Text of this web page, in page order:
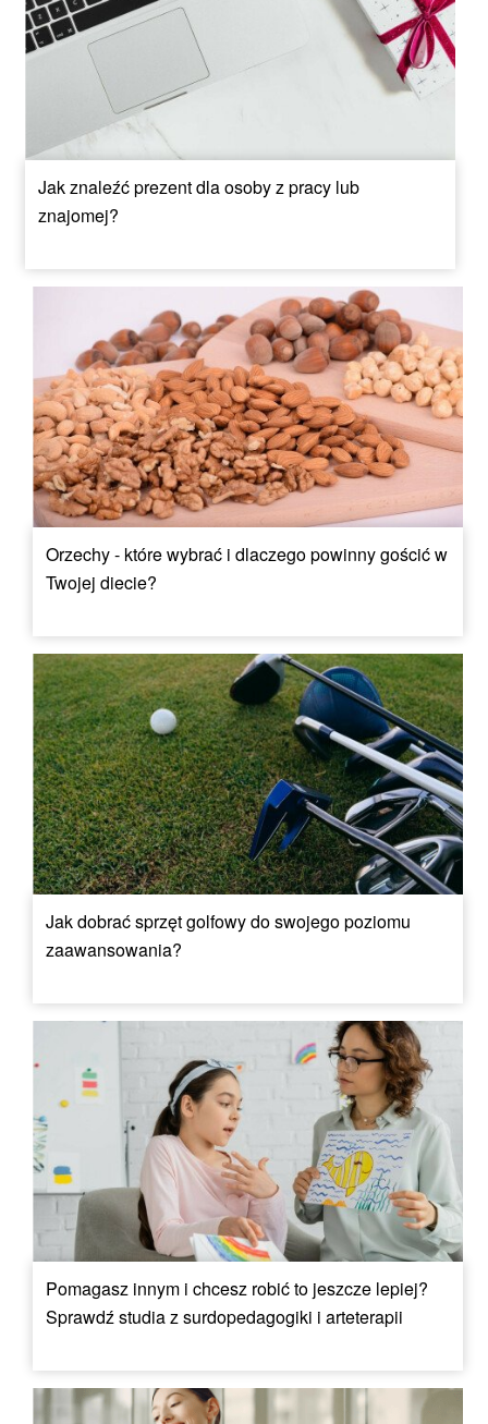
Jak znaleźć prezent dla osoby z pracy lub
znajomej?
Orzechy - które wybrać i dlaczego powinny gościć w
Twojej diecie?
Jak dobrać sprzęt golfowy do swojego poziomu
zaawansowania?
Pomagasz innym i chcesz robić to jeszcze lepiej?
Sprawdź studia z surdopedagogiki i arteterapii